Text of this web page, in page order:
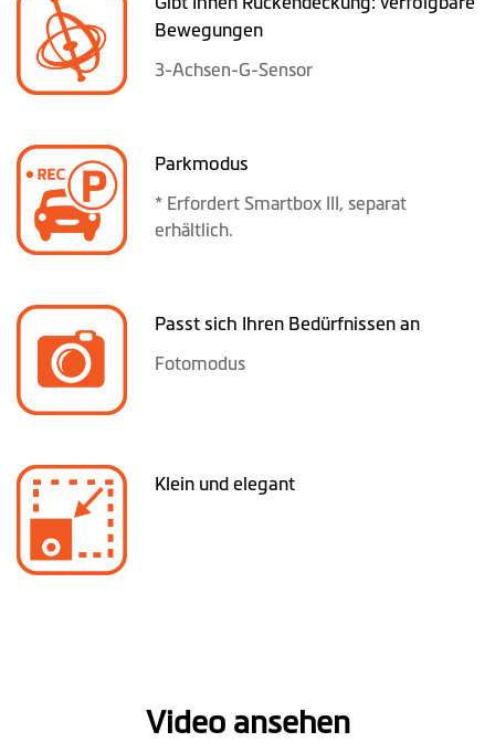
Bewegungen
3-Achsen-G-Sensor
Parkmodus
* Erfordert Smartbox III, separat
erhältlich.
Passt sich Ihren Bedürfnissen an
Fotomodus
Klein und elegant
Video ansehen